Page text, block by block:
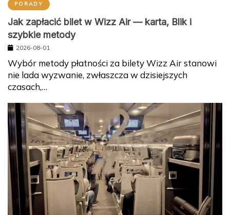
PORADY
Jak zapłacić bilet w Wizz Air — karta, Blik i
szybkie metody
2026-08-01
Wybór metody płatności za bilety Wizz Air stanowi
nie lada wyzwanie, zwłaszcza w dzisiejszych
czasach,…